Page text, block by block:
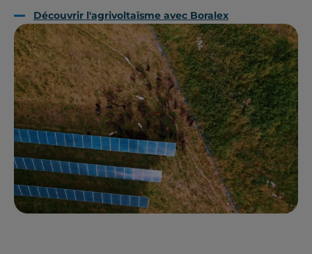
Découvrir l'agrivoltaïsme avec Boralex